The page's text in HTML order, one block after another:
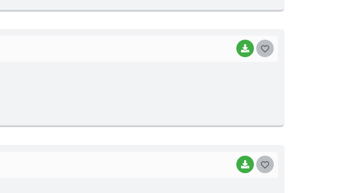
BAIXAR
BAIXAR